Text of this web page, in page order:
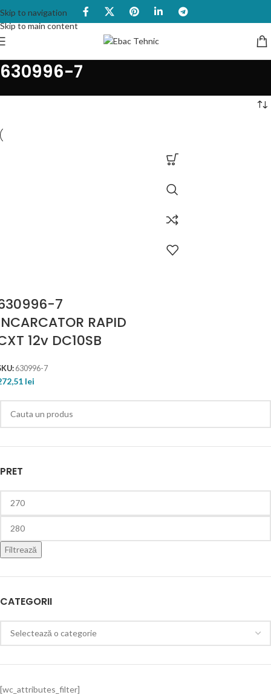
Skip to navigation
Skip to main content
630996-7
PRET
Filtrează
CATEGORII
[wc_attributes_filter]
7
RAPID
12v DC10SB
630996-7
lei